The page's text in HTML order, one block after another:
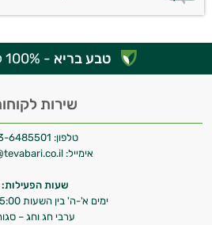
טבע בריא - 100% קנייה בטוחה
שירות
טלפון: 6485501
אימייל: info@tevabari.co.il
שעות הפעילות:
ימים א'-ה' בין השעות 09:00-15:00
ערבי חג וחג –